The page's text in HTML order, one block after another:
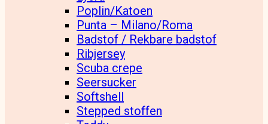
Poplin/Katoen
Punta – Milano/Roma
Badstof / Rekbare badstof
Ribjersey
Scuba crepe
Seersucker
Softshell
Stepped stoffen